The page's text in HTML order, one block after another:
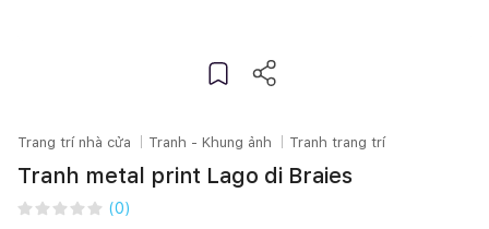
Trang trí nhà cửa Tranh - Khung ảnh Tranh trang trí
Tranh metal print Lago di Braies
(0)